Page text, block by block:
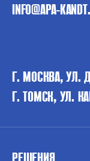
INFO@APA-
Г. МОСКВА, УЛ.
Г. ТОМСК, УЛ.